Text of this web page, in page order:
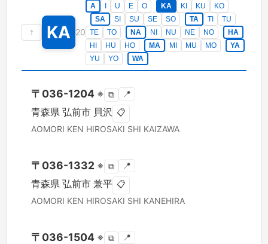
↑ KA 20
A U E O KA KI KU
KO
SA
SI SU SE SO TA TI
TU
TE
TO NA NI NU NE NO
HA
HI
HU HO MA MI MU MO
YA
YU
YO WA
〒 036-1204 ※ ⧉ 📍
青森県 弘前市 貝沢 📋
AOMORI KEN HIROSAKI SHI KAIZAWA
〒 036-1332 ※ ⧉ 📍
青森県 弘前市 兼平 📋
AOMORI KEN HIROSAKI SHI KANEHIRA
〒 036-1504 ※ ⧉ 📍